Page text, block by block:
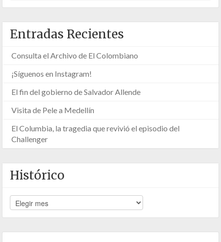
Entradas Recientes
Consulta el Archivo de El Colombiano
¡Síguenos en Instagram!
El fin del gobierno de Salvador Allende
Visita de Pele a Medellín
El Columbia, la tragedia que revivió el episodio del
Challenger
Histórico